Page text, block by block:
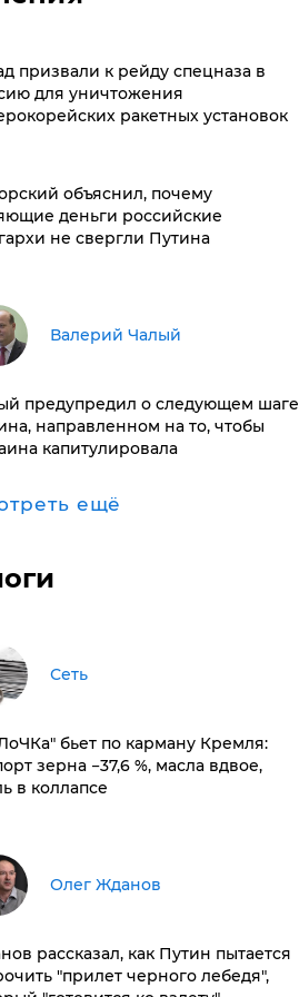
призвали к рейду спецназа в
для уничтожения
ракетных установок
объяснил, почему
деньги российские
не свергли Путина
Валерий Чалый
предупредил о следующем шаге
направленном на то, чтобы
капитулировала
ещё
Сеть
бьет по карману Кремля:
зерна −37,6 %, масла вдвое,
в коллапсе
Олег Жданов
рассказал, как Путин пытается
"прилет черного лебедя",